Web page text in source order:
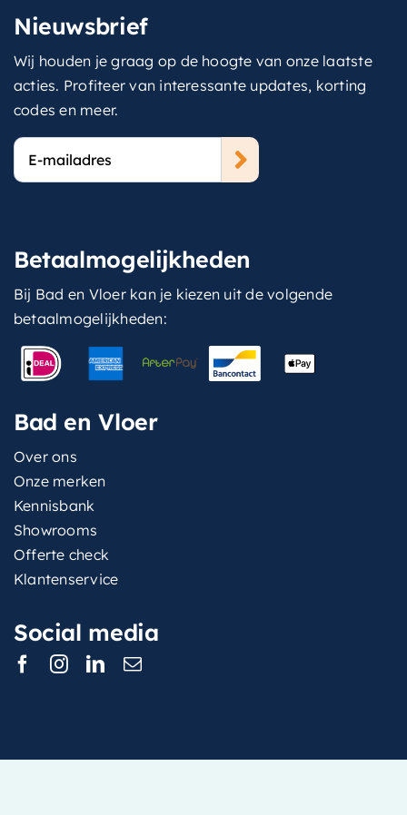
Nieuwsbrief
Wij houden je graag op de hoogte van onze laatste
acties. Profiteer van interessante updates, korting
codes en meer.
E-
mailadres
Betaalmogelijkheden
Bij Bad en Vloer kan je kiezen uit de volgende
betaalmogelijkheden:
Bad en Vloer
Over ons
Onze merken
Kennisbank
Showrooms
Offerte check
Klantenservice
Social media